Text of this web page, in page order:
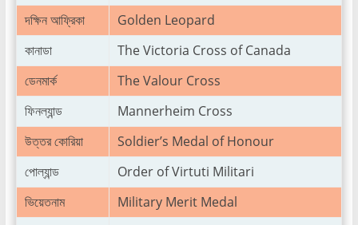
দক্ষিন আফ্রিকা
Golden Leopard
কানাডা
The Victoria Cross of Canada
ডেনমার্ক
The Valour Cross
ফিনল্যান্ড
Mannerheim Cross
উত্তর কোরিয়া
Soldier’s Medal of Honour
পোল্যান্ড
Order of Virtuti Militari
ভিয়েতনাম
Military Merit Medal